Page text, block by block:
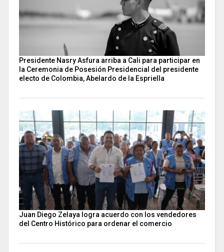
Presidente Nasry Asfura arriba a Cali para participar en
la Ceremonia de Posesión Presidencial del presidente
electo de Colombia, Abelardo de la Espriella
Juan Diego Zelaya logra acuerdo con los vendedores
del Centro Histórico para ordenar el comercio